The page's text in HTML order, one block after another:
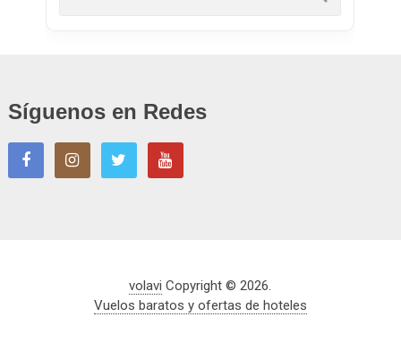
Síguenos en Redes
volavi Copyright © 2026.
Vuelos baratos y ofertas de hoteles